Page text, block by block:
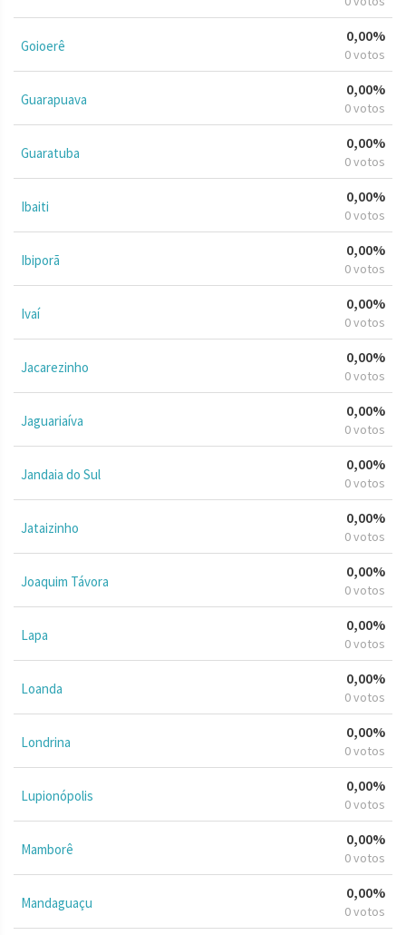
Goioerê
0,00%
0 votos
Guarapuava
0,00%
0 votos
Guaratuba
0,00%
0 votos
Ibaiti
0,00%
0 votos
Ibiporã
0,00%
0 votos
Ivaí
0,00%
0 votos
Jacarezinho
0,00%
0 votos
Jaguariaíva
0,00%
0 votos
Jandaia do Sul
0,00%
0 votos
Jataizinho
0,00%
0 votos
Joaquim Távora
0,00%
0 votos
Lapa
0,00%
0 votos
Loanda
0,00%
0 votos
Londrina
0,00%
0 votos
Lupionópolis
0,00%
0 votos
Mamborê
0,00%
0 votos
Mandaguaçu
0,00%
0 votos